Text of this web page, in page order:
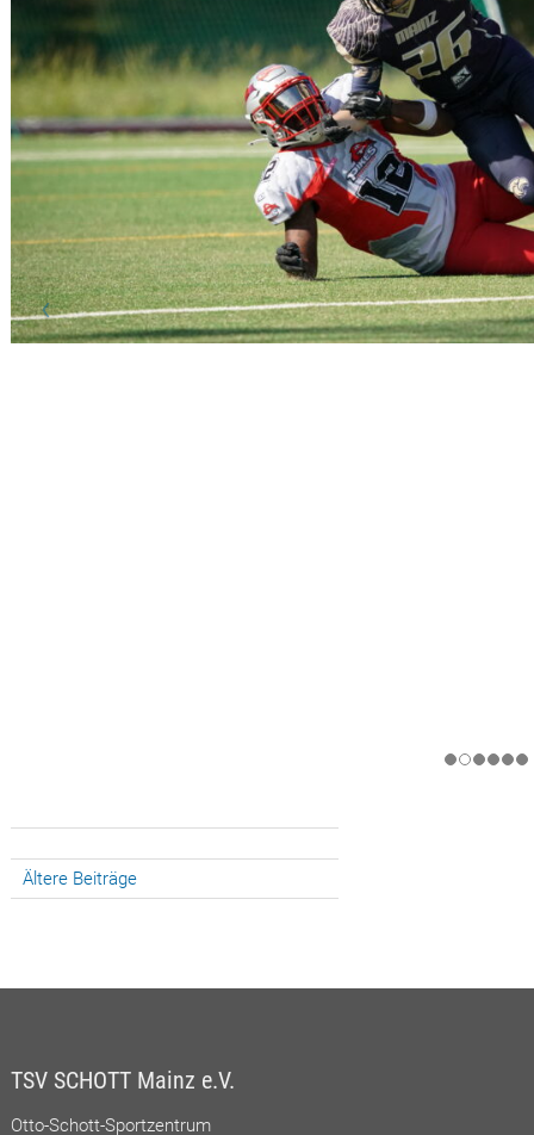
Beitragsnavigation
Ältere Beiträge
TSV SCHOTT Mainz e.V.
Otto-Schott-Sportzentrum